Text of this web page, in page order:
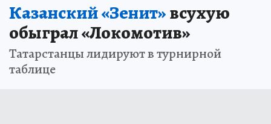
Казанский «Зенит»всухую
обыграл «Локомотив»
Татарстанцы лидируют в турнирной
таблице